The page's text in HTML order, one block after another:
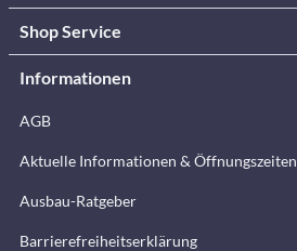
Shop Service
Informationen
AGB
Aktuelle Informationen & Öffnungszeiten
Ausbau-Ratgeber
Barrierefreiheitserklärung